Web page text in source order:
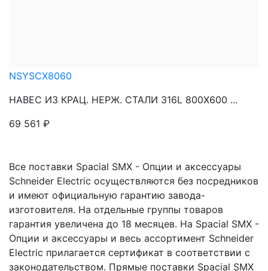
NSYSCX8060
НАВЕС ИЗ КРАЦ. НЕРЖ. СТАЛИ 316L 800Х600 ...
69 561 ₽
Все поставки Spacial SMX - Опции и аксессуары
Schneider Electric осуществляются без посредников
и имеют официальную гарантию завода-
изготовителя. На отдельные группы товаров
гарантия увеличена до 18 месяцев. На Spacial SMX -
Опции и аксессуары и весь ассортимент Schneider
Electric прилагается сертификат в соответствии с
законодательством. Прямые поставки Spacial SMX